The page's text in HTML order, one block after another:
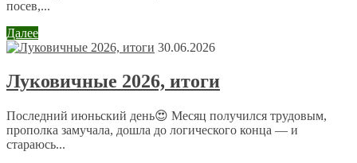
Ваш адрес email не будет опубликован.
помечены
посев,...
Далее
30.06.2026
Луковичные 2026, итоги
Последний июньский день😍 Месяц получился трудовым,
прополка замучала, дошла до логического конца — и
стараюсь...